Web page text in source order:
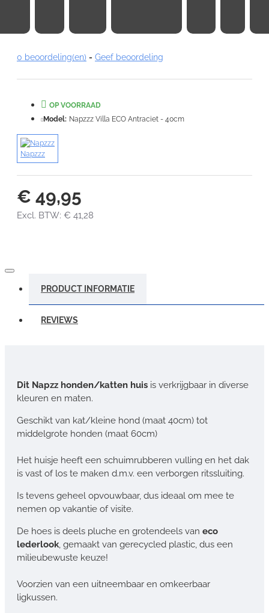
0 beoordeling(en) - Geef beoordeling
€ 49,95
Excl. BTW: € 41,28
OP VOORRAAD
Model: Napzzz Villa ECO Antraciet - 40cm
Napzzz
PRODUCT INFORMATIE
REVIEWS
Dit Napzz honden/katten huis is verkrijgbaar in diverse
kleuren en maten.
Geschikt van kat/kleine hond (maat 40cm) tot
middelgrote honden (maat 60cm)
Het huisje heeft een schuimrubberen vulling en het dak
is vast of los te maken d.m.v. een verborgen ritssluiting.
Is tevens geheel opvouwbaar, dus ideaal om mee te
nemen op vakantie of visite.
De hoes is deels pluche en grotendeels van eco
lederlook, gemaakt van gerecycled plastic, dus een
milieubewuste keuze!
Voorzien van een uitneembaar en omkeerbaar
ligkussen.